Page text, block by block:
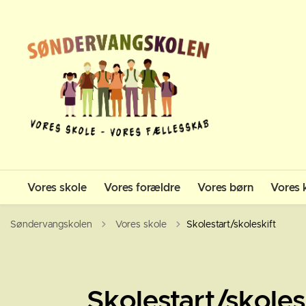
Vores skole Vores forældre Vores børn Vores
Søndervangskolen Tilbage til
Vores skole Skolestart/skoleskift